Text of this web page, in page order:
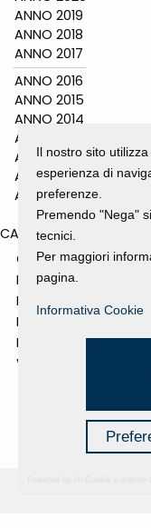
ANNO 2019
ANNO 2018
ANNO 2017
ANNO 2016
ANNO 2015
ANNO 2014
ANNO 2011
ANNO 2010
ANNO 2009
ANNO 2008
CATEGORIES
GALLERY
MOSTRE E EVENTI
NEWS
PROGETTI SOSTENUTI
RASSEGNA STAMPA
VIDEO
Il nostro sito
esperienza di
preferenze.
Premendo "Nega"
tecnici.
Per maggiori
pagina.
Informativa Cookie